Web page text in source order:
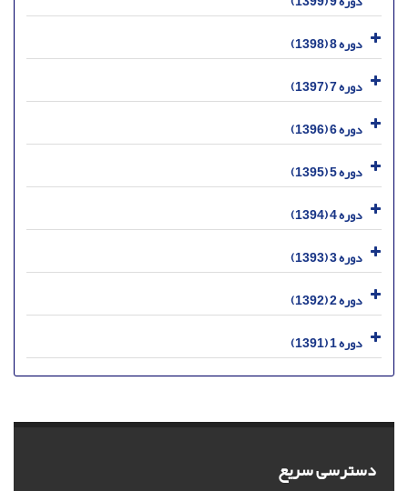
دوره 8 (1398)
دوره 7 (1397)
دوره 6 (1396)
دوره 5 (1395)
دوره 4 (1394)
دوره 3 (1393)
دوره 2 (1392)
دوره 1 (1391)
دسترسی سریع